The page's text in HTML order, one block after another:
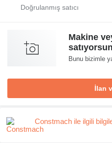
Makine
Bunu bizimle
İlan
Constmach ile ilgili